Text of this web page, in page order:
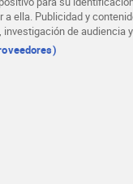
ella. Publicidad y
investigación de audiencia